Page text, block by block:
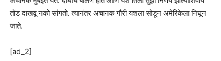
तोंड दाखवू नको सांगतो. त्यानंतर अचानक गौरी यशला सोडून अमेरिकेला निघून
जाते.
[ad_2]